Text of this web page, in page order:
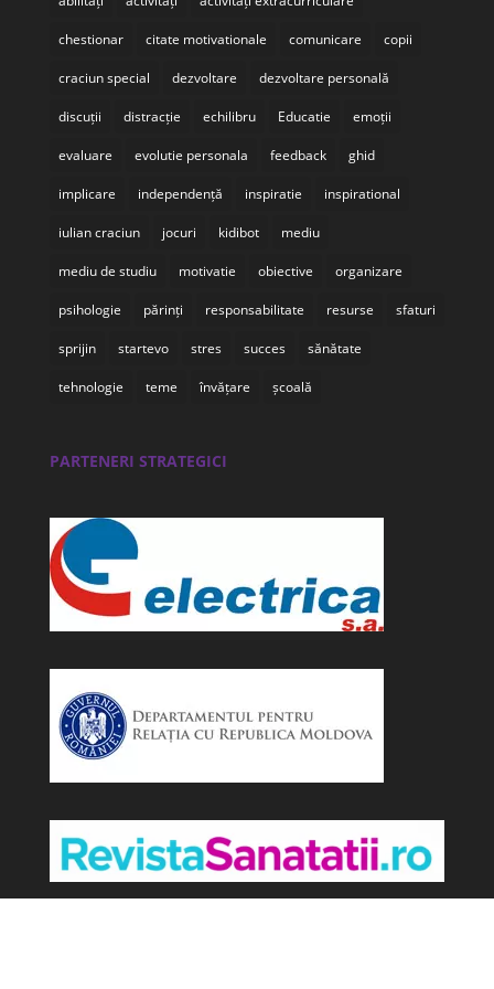
chestionar citate motivationale comunicare copii
craciun special dezvoltare dezvoltare personală
discuții distracție echilibru Educatie emoții
evaluare evolutie personala feedback ghid
implicare independență inspiratie inspirational
iulian craciun jocuri kidibot mediu
mediu de studiu motivatie obiective organizare
psihologie părinți responsabilitate resurse sfaturi
sprijin startevo stres succes sănătate
tehnologie teme învățare școală
PARTENERI STRATEGICI